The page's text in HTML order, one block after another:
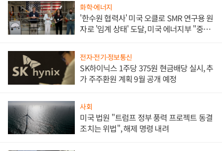
화학·에너지
'한수원 협력사' 미국 오클로 SMR 연구용 원
자로 '임계 상태' 도달, 미국 에너지부 "중요
전자·전기·정보통신
SK하이닉스 1주당 375원 현금배당 실시, 추
가 주주환원 계획 9월 공개 예정
사회
미국 법원 "트럼프 정부 풍력 프로젝트 동결
조치는 위법", 해제 명령 내려